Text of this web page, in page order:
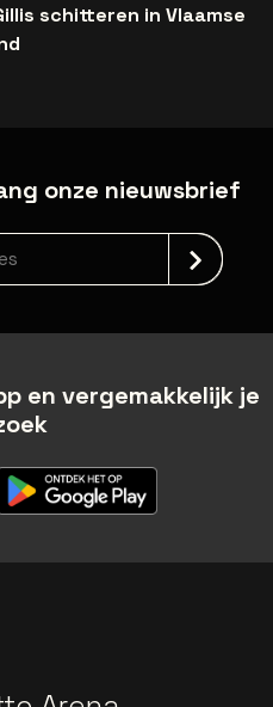
schitteren in Vlaamse
onze nieuwsbrief
en vergemakkelijk je